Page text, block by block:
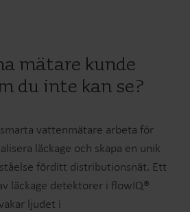
mätare kunde
du inte kan se?
vattenmätare arbeta för
läckage och skapa en unik
förditt distributionsnät. Ett
läckage detektorer i flowIQ®
ljudet i